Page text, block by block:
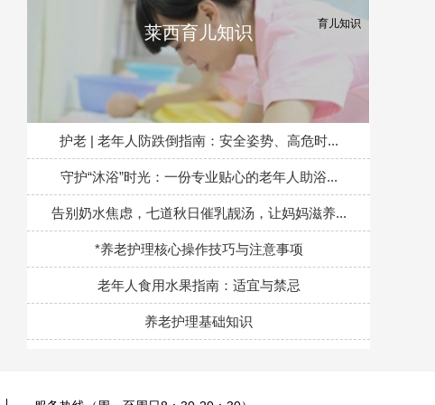
莱西育儿知识
护老 | 老年人防跌倒指南：安全姿势、高危时...
守护“沐浴”时光：一份专业贴心的老年人助浴...
告别奶水焦虑，七道秋日催乳靓汤，让妈妈滋养...
*养老护理核心操作技巧与注意事项
老年人食用水果指南：适宜与禁忌
养老护理基础知识